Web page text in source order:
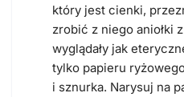
który jest cienki,
zrobić z niego aniołki
wyglądały jak
tylko papieru
i sznurka. Narysuj na